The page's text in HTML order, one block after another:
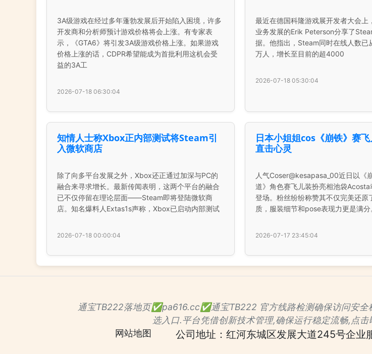
3A级游戏在经过多年蓬勃发展后开始陷入困境，许多
开发商和分析师预计游戏价格将会上涨。有专家表
示，《GTA6》将引发3A级游戏价格上涨。如果游戏
价格上涨的话，CDPR希望能成为首批利用这机会受
益的3A工
2026-07-18 06:30:04
最近在德国科隆游戏展开发者大会上
业务发展的Erik Peterson分享了
据。他指出，Steam同时在线人数
万人，增长至目前的超4000
2026-07-18 05:30:04
知情人士称Xbox正内部测试将Steam引
入微软商店
除了向多平台发展之外，Xbox还正通过加深与PC的
融合来寻求增长。最新传闻表明，这两个平台的融合
已不仅停留在理论层面——Steam即将登陆微软商
店。知名爆料人Extas1s声称，Xbox已启动内部测试
2026-07-18 00:00:04
日本小姐姐cos《崩铁》赛
直击心灵
人气Coser@kesapasa_00近日以《
道》角色赛飞儿装扮亮相池袋Acosta
登场。粉丝纷纷称赞其不仅完美还原
质，服装细节和pose表现力更是满
2026-07-17 23:45:04
通宝TB222落地页✅pa616.cc✅通宝TB222 官方线路检测确保访问安
选入口.平台凭借创新技术管理,确保运行稳定流畅,点
网站地图
公司地址：红河东城区发展大道245号企业